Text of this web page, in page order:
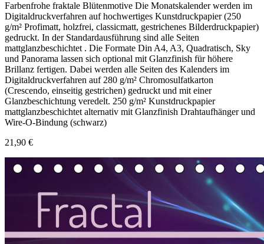
Farbenfrohe fraktale Blütenmotive Die Monatskalender werden im
Digitaldruckverfahren auf hochwertiges Kunstdruckpapier (250
g/m² Profimatt, holzfrei, classicmatt, gestrichenes Bilderdruckpapier)
gedruckt. In der Standardausführung sind alle Seiten
mattglanzbeschichtet . Die Formate Din A4, A3, Quadratisch, Sky
und Panorama lassen sich optional mit Glanzfinish für höhere
Brillanz fertigen. Dabei werden alle Seiten des Kalenders im
Digitaldruckverfahren auf 280 g/m² Chromosulfatkarton
(Crescendo, einseitig gestrichen) gedruckt und mit einer
Glanzbeschichtung veredelt. 250 g/m² Kunstdruckpapier
mattglanzbeschichtet alternativ mit Glanzfinish Drahtaufhänger und
Wire-O-Bindung (schwarz)
21,90 €